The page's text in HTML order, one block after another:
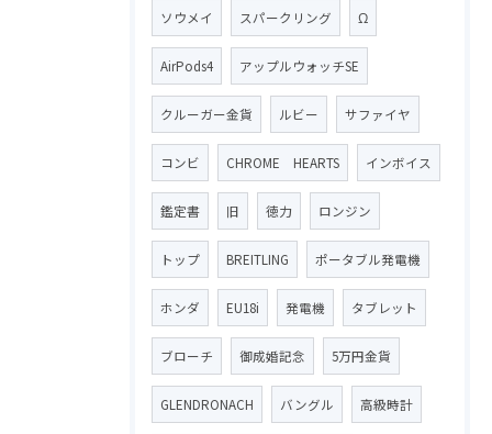
ソウメイ スパークリング Ω
AirPods4 アップルウォッチSE
クルーガー金貨 ルビー サファイヤ
コンビ CHROME HEARTS インボイス
鑑定書 旧 徳力 ロンジン
トップ BREITLING ポータブル発電機
ホンダ EU18i 発電機 タブレット
ブローチ 御成婚記念 5万円金貨
GLENDRONACH バングル 高級時計